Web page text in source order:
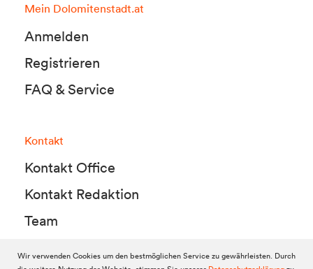
Mein Dolomitenstadt.at
Anmelden
Registrieren
FAQ & Service
Kontakt
Kontakt Office
Kontakt Redaktion
Team
Wir verwenden Cookies um den bestmöglichen Service zu gewährleisten. Durch